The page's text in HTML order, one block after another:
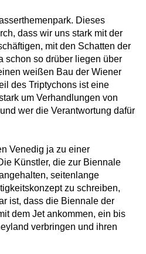
Dieses
dass wir uns stark mit der
mit den Schatten der
schon so drüber liegen über
weißen Bau der Wiener
des Triptychons ist eine
um Verhandlungen von
wer die Verantwortung dafür
Venedig ja zu einer
Künstler, die zur Biennale
seitenlange
zu schreiben,
ist, dass die Biennale der
dem Jet ankommen, ein bis
verbringen und ihren